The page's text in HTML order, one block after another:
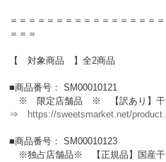
＝＝＝＝＝＝＝＝＝＝＝＝＝＝＝＝
＝＝＝
【 対象商品 】全2商品
■商品番号： SM00010121
※ 限定店舗品 ※ 【訳あり】干し
⇒
https://sweetsmarket.net/
■商品番号： SM00010123
※独占店舗品※ 【正規品】国産干